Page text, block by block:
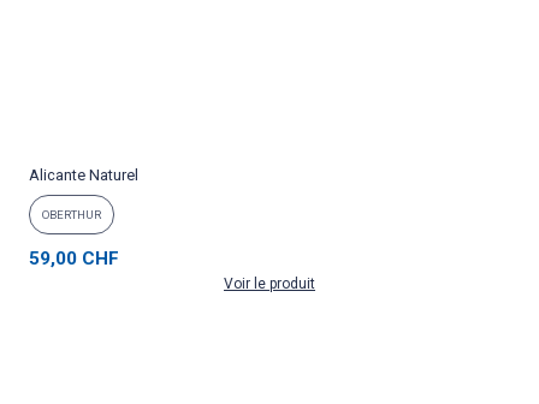
Alicante Naturel
OBERTHUR
59,00 CHF
Voir le produit